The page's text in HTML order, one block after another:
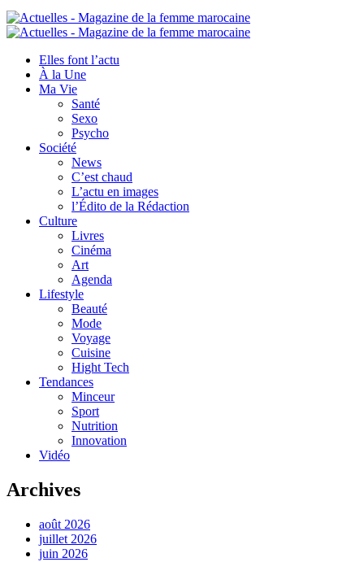
Elles font l’actu
À la Une
Ma Vie
Santé
Sexo
Psycho
Société
News
C’est chaud
L’actu en images
l’Édito de la Rédaction
Culture
Livres
Cinéma
Art
Agenda
Lifestyle
Beauté
Mode
Voyage
Cuisine
Hight Tech
Tendances
Minceur
Sport
Nutrition
Innovation
Vidéo
Archives
août 2026
juillet 2026
juin 2026